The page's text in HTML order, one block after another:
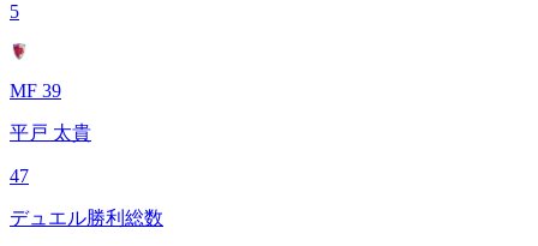
5
MF 39
平戸 太貴
47
デュエル勝利総数